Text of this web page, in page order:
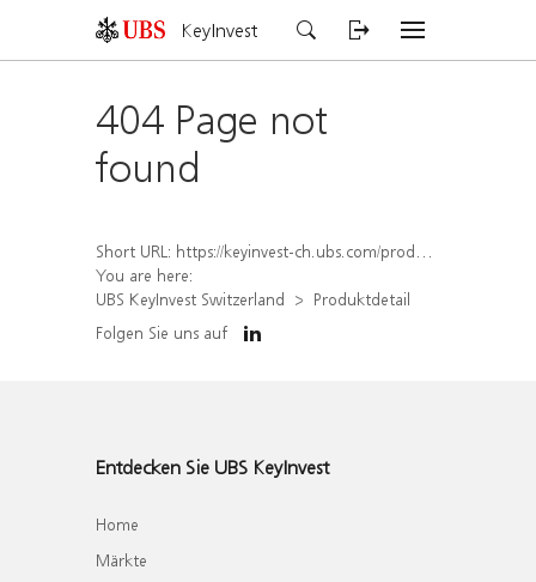
KeyInvest
404 Page not
found
Short URL: https://keyinvest-ch.ubs.com/produkt/detail/index/isin/CH1573398133
You are here:
UBS KeyInvest Switzerland
Produktdetail
Folgen Sie uns auf
Entdecken Sie UBS KeyInvest
Home
Märkte